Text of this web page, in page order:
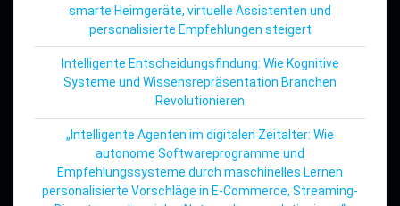
smarte Heimgeräte, virtuelle Assistenten und
personalisierte Empfehlungen steigert
Intelligente Entscheidungsfindung: Wie Kognitive
Systeme und Wissensrepräsentation Branchen
Revolutionieren
„Intelligente Agenten im digitalen Zeitalter: Wie
autonome Softwareprogramme und
Empfehlungssysteme durch maschinelles Lernen
personalisierte Vorschläge in E-Commerce, Streaming-